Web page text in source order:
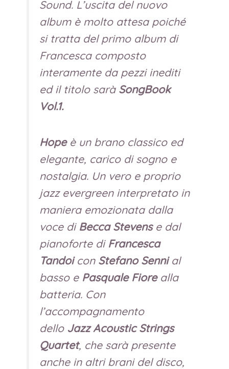
Sound. L’uscita del nuovo
album è molto attesa poiché
si tratta del primo album di
Francesca composto
interamente da pezzi inediti
ed il titolo sarà SongBook
Vol.1.
Hopeè un brano classico ed
elegante, carico di sogno e
nostalgia. Un vero e proprio
jazz evergreen interpretato in
maniera emozionata dalla
voce di Becca Stevense dal
pianoforte di Francesca
Tandoicon Stefano Sennial
basso e Pasquale Fiorealla
batteria. Con
l’accompagnamento
dello Jazz Acoustic Strings
Quartet, che sarà presente
anche in altri brani del disco,